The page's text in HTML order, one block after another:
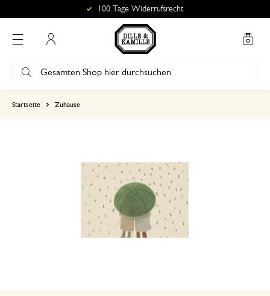
100 Tage Widerrufsrecht
Startseite Zuhause